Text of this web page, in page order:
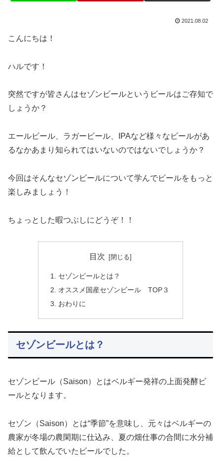
2021.08.02
こんにちは！
ハルです！
突然ですが皆さんはセゾンビールというビールはご存知で
しょうか？
エールビール、ラガービール、IPAなど様々なビールがあ
るなかあまり知られてはいないのではないでしょうか？
今回はそんなセゾンビールについて学んでビールをもっと
楽しみましょう！
ちょっとした暇つぶしにどうぞ！！
目次
セゾンビールとは？
オススメ国産セゾンビール TOP３
おわりに
セゾンビールとは？
セゾンビール（Saison）とはベルギー発祥の上面発酵ビ
ールとなります。
セゾン（Saison）とは“季節”を意味し、元々はベルギーの
農家が冬場の農閑期に仕込み、夏の畑仕事の合間に水分補
給として飲んでいたビールでした。